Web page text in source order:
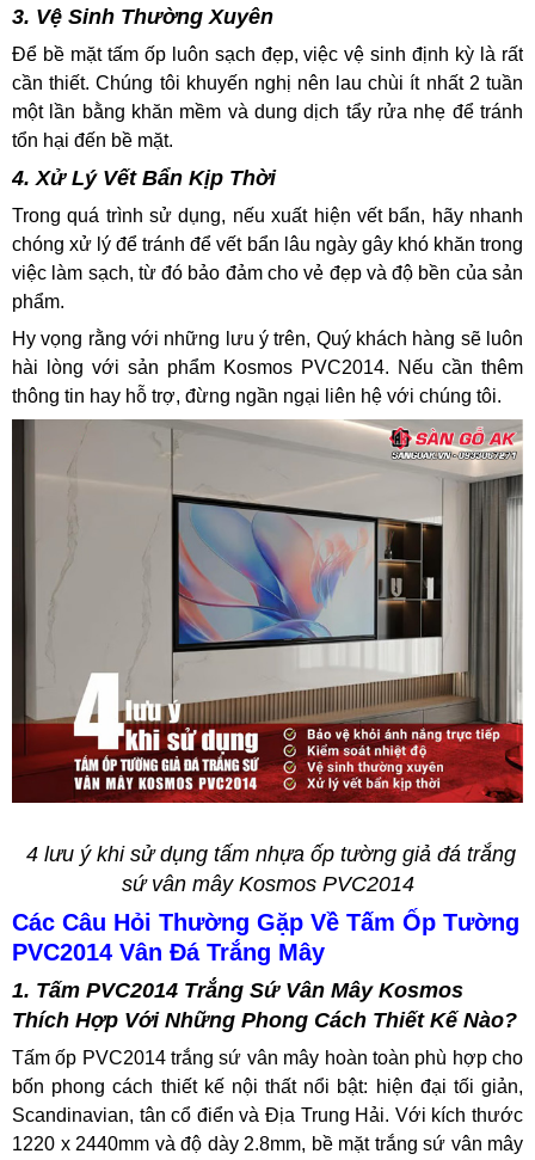
3. Vệ Sinh Thường Xuyên
Để bề mặt tấm ốp luôn sạch đẹp, việc vệ sinh định kỳ là rất
cần thiết. Chúng tôi khuyến nghị nên lau chùi ít nhất 2 tuần
một lần bằng khăn mềm và dung dịch tẩy rửa nhẹ để tránh
tổn hại đến bề mặt.
4. Xử Lý Vết Bẩn Kịp Thời
Trong quá trình sử dụng, nếu xuất hiện vết bẩn, hãy nhanh
chóng xử lý để tránh để vết bẩn lâu ngày gây khó khăn trong
việc làm sạch, từ đó bảo đảm cho vẻ đẹp và độ bền của sản
phẩm.
Hy vọng rằng với những lưu ý trên, Quý khách hàng sẽ luôn
hài lòng với sản phẩm Kosmos PVC2014. Nếu cần thêm
thông tin hay hỗ trợ, đừng ngần ngại liên hệ với chúng tôi.
4 lưu ý khi sử dụng tấm nhựa ốp tường giả đá trắng
sứ vân mây Kosmos PVC2014
Các Câu Hỏi Thường Gặp Về Tấm Ốp Tường
PVC2014 Vân Đá Trắng Mây
1. Tấm PVC2014 Trắng Sứ Vân Mây Kosmos
Thích Hợp Với Những Phong Cách Thiết Kế Nào?
Tấm ốp PVC2014 trắng sứ vân mây hoàn toàn phù hợp cho
bốn phong cách thiết kế nội thất nổi bật: hiện đại tối giản,
Scandinavian, tân cổ điển và Địa Trung Hải. Với kích thước
1220 x 2440mm và độ dày 2.8mm, bề mặt trắng sứ vân mây